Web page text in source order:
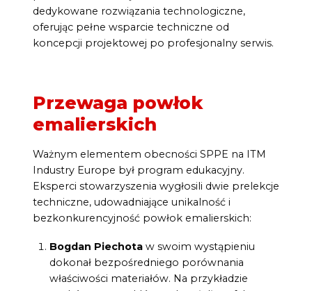
dedykowane rozwiązania technologiczne,
oferując pełne wsparcie techniczne od
koncepcji projektowej po profesjonalny serwis.
Przewaga powłok
emalierskich
Ważnym elementem obecności SPPE na ITM
Industry Europe był program edukacyjny.
Eksperci stowarzyszenia wygłosili dwie prelekcje
techniczne, udowadniające unikalność i
bezkonkurencyjność powłok emalierskich:
Bogdan Piechotaw swoim wystąpieniu
dokonał bezpośredniego porównania
właściwości materiałów. Na przykładzie